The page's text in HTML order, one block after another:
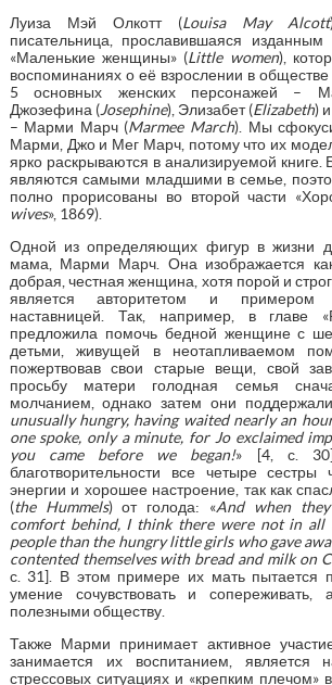
Луиза Мэй Олкотт (Louisa May Alcott
писательница, прославившаяся
«Маленькие женщины» (Little women),
воспоминаниях о её взрослении в обществе
5 основных женских персонажей –
Джозефина (Josephine), Элизабет (Elizabeth)
– Марми Марч (Marmee March). Мы
Марми, Джо и Мег Марч, потому что их
ярко раскрываются в анализируемой
являются самыми младшими в семье,
полно прорисованы во второй части
wives», 1869).
Одной из определяющих фигур в жизни
мама, Марми Марч. Она изображается как
добрая, честная женщина, хотя порой и
является авторитетом и примером
наставницей. Так, например, в главе
предложила помочь бедной женщине с
детьми, живущей в неотапливаемом
пожертвовав свои старые вещи, свой
просьбу матери голодная семья
молчанием, однако затем они
unusually hungry, having waited nearly an
one spoke, only a minute, for Jo exclaimed
you came before we began!» [4, с.
благотворительности все четыре сестры
энергии и хорошее настроение, так как
(the Hummels) от голода: «And when
comfort behind, I think there were not in
people than the hungry little girls who gave
contented themselves with bread and milk on
с. 31]. В этом примере их мать пытается
умение сочувствовать и
полезными обществу.
Также Марми принимает активное
занимается их воспитанием,
стрессовых ситуациях и «крепким плечом»